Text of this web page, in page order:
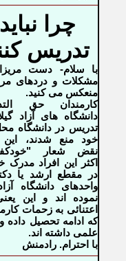
چرا نباید
تدریس
با سلام- دست
مشکلات و دردهای
منعکس می کنید.
کارمندان حق
دانشگاه های آزاد
تدریس در دانشگاه
خود منع
شدند، این
نقض شعار
اکثر این افراد مدرک
در
مقطع ارشد یا
واحدهای دانشگاه
نموده اند و این
اعتنائی به زحمات
که ادامه تحصیل داده و
علمی داشته اند.
با احترام. رادمنش